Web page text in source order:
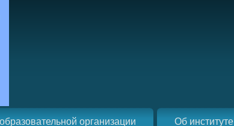
организации Об институте